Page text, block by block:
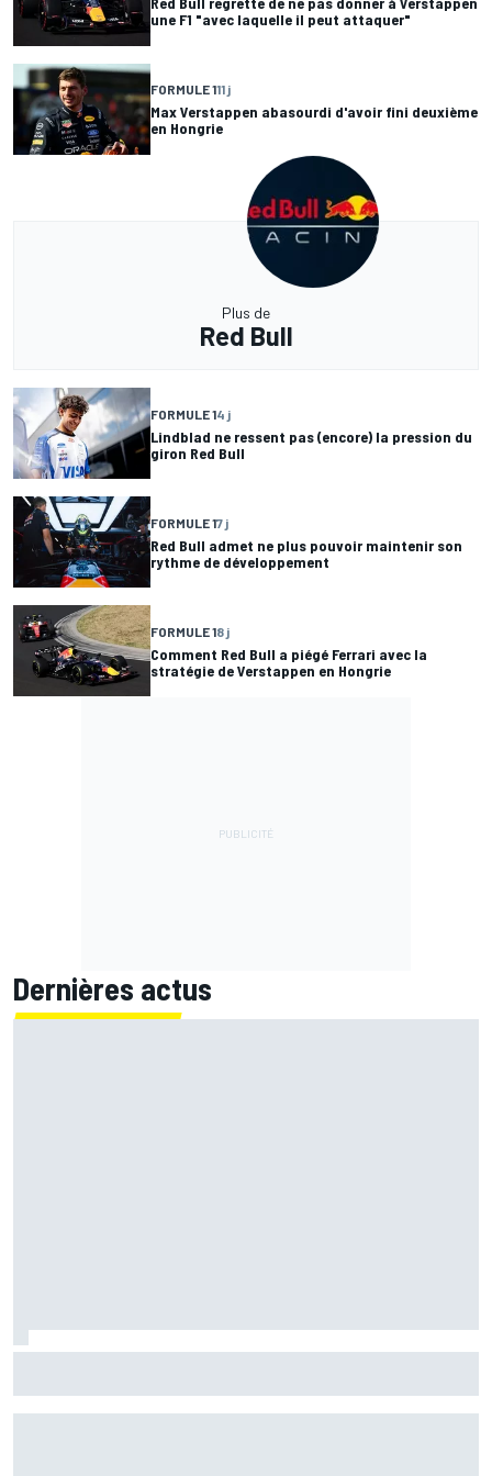
une F1 "avec laquelle il peut attaquer"
FORMULE 111 j
Max Verstappen abasourdi d'avoir fini deuxième
en Hongrie
Plus de
Red Bull
FORMULE 14 j
Lindblad ne ressent pas (encore) la pression du
giron Red Bull
FORMULE 17 j
Red Bull admet ne plus pouvoir maintenir son
rythme de développement
FORMULE 18 j
Comment Red Bull a piégé Ferrari avec la
stratégie de Verstappen en Hongrie
Dernières actus